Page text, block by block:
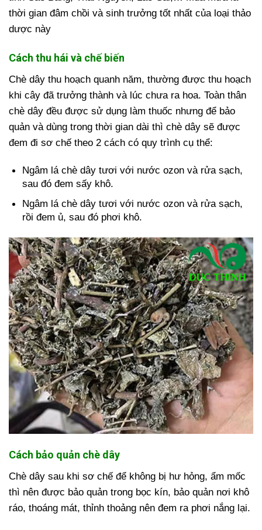
thời gian đâm chồi và sinh trưởng tốt nhất của loại thảo
dược này
Cách thu hái và chế biến
Chè dây thu hoạch quanh năm, thường được thu hoạch
khi cây đã trưởng thành và lúc chưa ra hoa. Toàn thân
chè dây đều được sử dụng làm thuốc nhưng để bảo
quản và dùng trong thời gian dài thì chè dây sẽ được
đem đi sơ chế theo 2 cách có quy trình cụ thể:
Ngâm lá chè dây tươi với nước ozon và rửa sạch,
sau đó đem sấy khô.
Ngâm lá chè dây tươi với nước ozon và rửa sạch,
rồi đem ủ, sau đó phơi khô.
Cách bảo quản chè dây
Chè dây sau khi sơ chế để không bị hư hỏng, ẩm mốc
thì nên được bảo quản trong bọc kín, bảo quản nơi khô
ráo, thoáng mát, thỉnh thoảng nên đem ra phơi nắng lại.